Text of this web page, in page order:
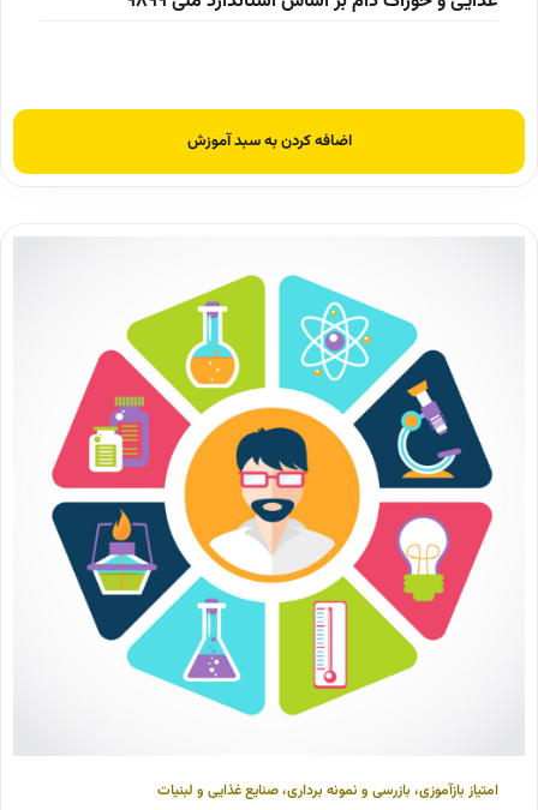
اضافه کردن به سبد آموزش
امتیاز بازآموزی، بازرسی و نمونه برداری،صنایع غذایی و لبنیات